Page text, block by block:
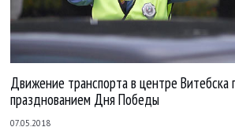
Движение транспорта в центре Витебска
празднованием Дня Победы
07.05.2018